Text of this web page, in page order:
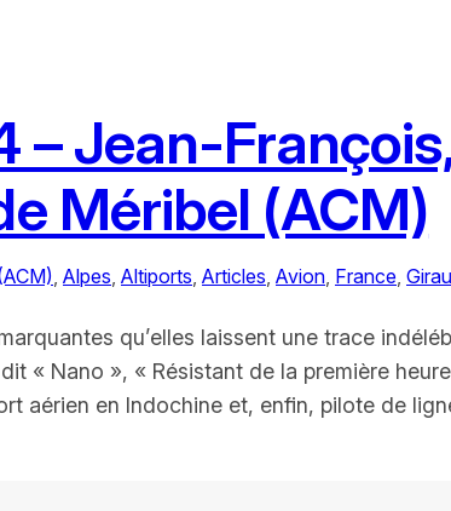
– Jean-
Méribel (ACM)
, Alpes, Altiports, Articles, Avion, France,
qu’elles laissent une trace
« Nano », « Résistant de la première
aérien en Indochine et, enfin, pilote de